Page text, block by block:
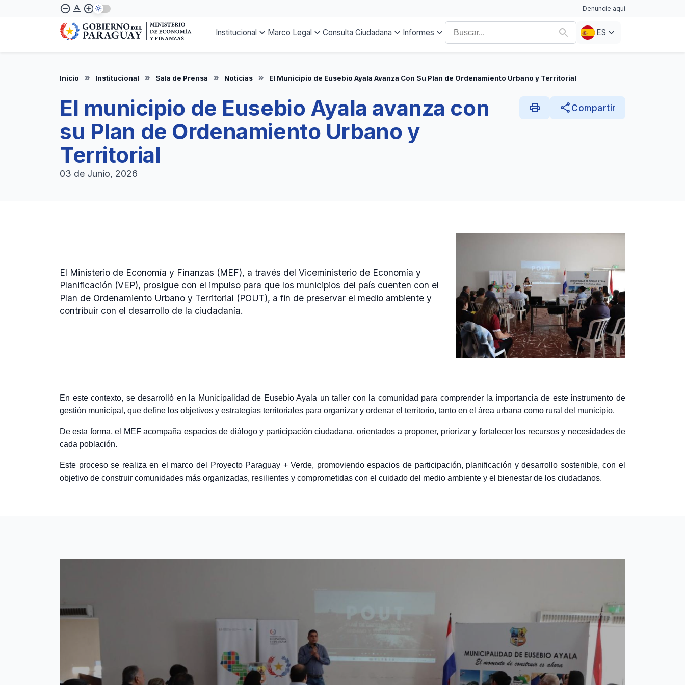
remove_circle_outline text_format add_circle_outline Denuncie aquí
Institucional Marco Legal Consulta Ciudadana Informes ES
Inicio Institucional Sala de Prensa Noticias El Municipio de Eusebio Ayala Avanza Con Su Plan de Ordenamiento Urbano y Territorial
El municipio de Eusebio Ayala avanza con
su Plan de Ordenamiento Urbano y
Territorial
03 de Junio, 2026
print shareCompartir
El Ministerio de Economía y Finanzas (MEF), a través del Viceministerio de Economía y
Planificación (VEP), prosigue con el impulso para que los municipios del país cuenten con el
Plan de Ordenamiento Urbano y Territorial (POUT), a fin de preservar el medio ambiente y
contribuir con el desarrollo de la ciudadanía.
En este contexto, se desarrolló en la Municipalidad de Eusebio Ayala un taller con la comunidad para comprender la importancia de este instrumento de
gestión municipal, que define los objetivos y estrategias territoriales para organizar y ordenar el territorio, tanto en el área urbana como rural del municipio.
De esta forma, el MEF acompaña espacios de diálogo y participación ciudadana, orientados a proponer, priorizar y fortalecer los recursos y necesidades de
cada población.
Este proceso se realiza en el marco del Proyecto Paraguay + Verde, promoviendo espacios de participación, planificación y desarrollo sostenible, con el
objetivo de construir comunidades más organizadas, resilientes y comprometidas con el cuidado del medio ambiente y el bienestar de los ciudadanos.